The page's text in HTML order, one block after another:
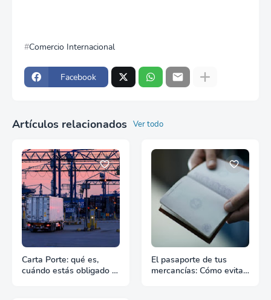
Comercio Internacional
Facebook
Artículos relacionados Ver todo
Carta Porte: qué es,
cuándo estás obligado y
El pasaporte de tus
mercancías: Cómo evitar